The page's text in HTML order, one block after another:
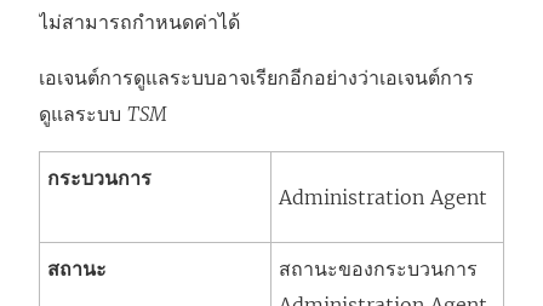
ไม่สามารถกำหนดค่าได้
เอเจนต์การดูแลระบบอาจเรียกอีกอย่างว่าเอเจนต์การ
ดูแลระบบ TSM
กระบวนการ
Administration Agent
สถานะ
สถานะของกระบวนการ